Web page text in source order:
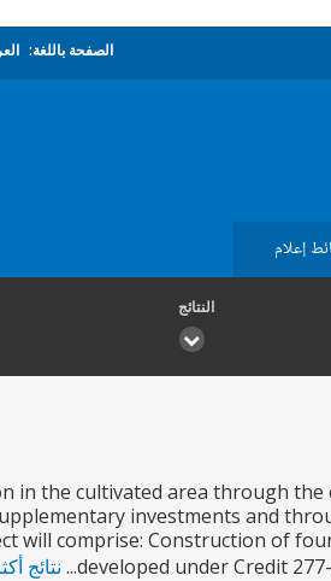
الصفحة باللغة:
إعلام
النتائج
in the cultivated area through
investments and
will comprise: Construction of
developed under Credit
نتائج